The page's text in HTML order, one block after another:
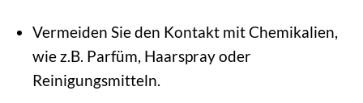
Vermeiden Sie den Kontakt mit Chemikalien,
wie z.B. Parfüm, Haarspray oder
Reinigungsmitteln.